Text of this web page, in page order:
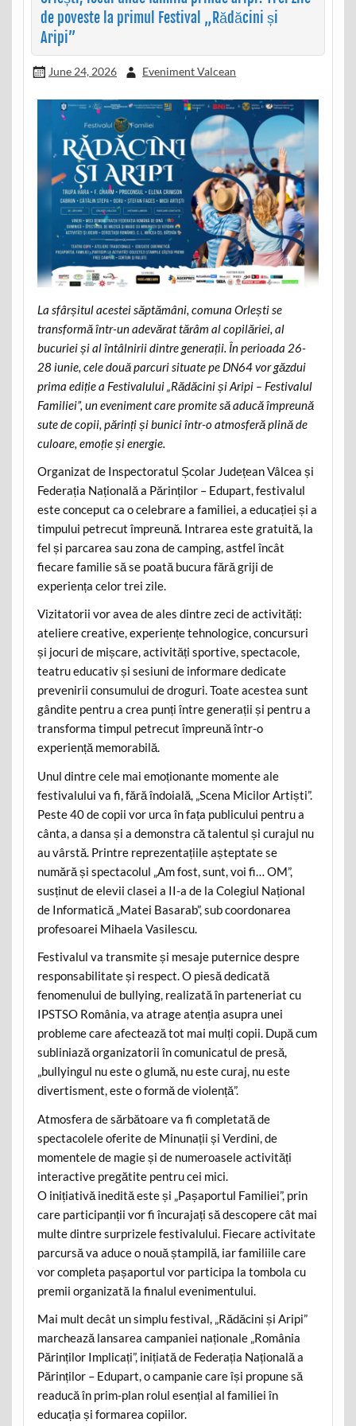
de poveste la primul Festival „Rădăcini și
Aripi”
June 24, 2026 Eveniment Valcean
La sfârșitul acestei săptămâni, comuna Orlești se
transformă într-un adevărat tărâm al copilăriei, al
bucuriei și al întâlnirii dintre generații. În perioada 26-
28 iunie, cele două parcuri situate pe DN64 vor găzdui
prima ediție a Festivalului „Rădăcini și Aripi – Festivalul
Familiei”, un eveniment care promite să aducă împreună
sute de copii, părinți și bunici într-o atmosferă plină de
culoare, emoție și energie.
Organizat de Inspectoratul Școlar Județean Vâlcea și
Federația Națională a Părinților – Edupart, festivalul
este conceput ca o celebrare a familiei, a educației și a
timpului petrecut împreună. Intrarea este gratuită, la
fel și parcarea sau zona de camping, astfel încât
fiecare familie să se poată bucura fără griji de
experiența celor trei zile.
Vizitatorii vor avea de ales dintre zeci de activități:
ateliere creative, experiențe tehnologice, concursuri
și jocuri de mișcare, activități sportive, spectacole,
teatru educativ și sesiuni de informare dedicate
prevenirii consumului de droguri. Toate acestea sunt
gândite pentru a crea punți între generații și pentru a
transforma timpul petrecut împreună într-o
experiență memorabilă.
Unul dintre cele mai emoționante momente ale
festivalului va fi, fără îndoială, „Scena Micilor Artiști”.
Peste 40 de copii vor urca în fața publicului pentru a
cânta, a dansa și a demonstra că talentul și curajul nu
au vârstă. Printre reprezentațiile așteptate se
numără și spectacolul „Am fost, sunt, voi fi… OM”,
susținut de elevii clasei a II-a de la Colegiul Național
de Informatică „Matei Basarab”, sub coordonarea
profesoarei Mihaela Vasilescu.
Festivalul va transmite și mesaje puternice despre
responsabilitate și respect. O piesă dedicată
fenomenului de bullying, realizată în parteneriat cu
IPSTSO România, va atrage atenția asupra unei
probleme care afectează tot mai mulți copii. După cum
subliniază organizatorii în comunicatul de presă,
„bullyingul nu este o glumă, nu este curaj, nu este
divertisment, este o formă de violență”.
Atmosfera de sărbătoare va fi completată de
spectacolele oferite de Minunații și Verdini, de
momentele de magie și de numeroasele activități
interactive pregătite pentru cei mici.
O inițiativă inedită este și „Pașaportul Familiei”, prin
care participanții vor fi încurajați să descopere cât mai
multe dintre surprizele festivalului. Fiecare activitate
parcursă va aduce o nouă ștampilă, iar familiile care
vor completa pașaportul vor participa la tombola cu
premii organizată la finalul evenimentului.
Mai mult decât un simplu festival, „Rădăcini și Aripi”
marchează lansarea campaniei naționale „România
Părinților Implicați”, inițiată de Federația Națională a
Părinților – Edupart, o campanie care își propune să
readucă în prim-plan rolul esențial al familiei în
educația și formarea copiilor.